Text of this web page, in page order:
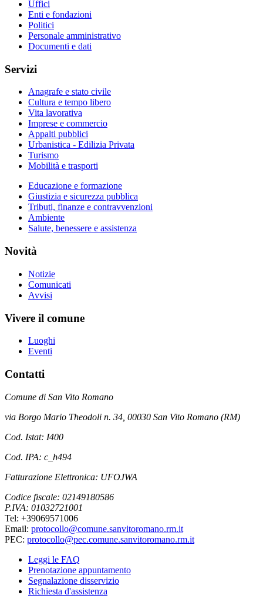
Uffici
Enti e fondazioni
Politici
Personale amministrativo
Documenti e dati
Servizi
Anagrafe e stato civile
Cultura e tempo libero
Vita lavorativa
Imprese e commercio
Appalti pubblici
Urbanistica - Edilizia Privata
Turismo
Mobilità e trasporti
Educazione e formazione
Giustizia e sicurezza pubblica
Tributi, finanze e contravvenzioni
Ambiente
Salute, benessere e assistenza
Novità
Notizie
Comunicati
Avvisi
Vivere il comune
Luoghi
Eventi
Contatti
Comune di San Vito Romano
via Borgo Mario Theodoli n. 34, 00030 San Vito Romano (RM)
Cod. Istat: I400
Cod. IPA: c_h494
Fatturazione Elettronica: UFOJWA
Codice fiscale: 02149180586
P.IVA: 01032721001
Tel: +39069571006
Email: protocollo@comune.sanvitoromano.rm.it
PEC: protocollo@pec.comune.sanvitoromano.rm.it
Leggi le FAQ
Prenotazione appuntamento
Segnalazione disservizio
Richiesta d'assistenza